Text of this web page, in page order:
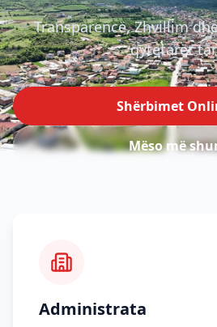
Transparencë, Zhvillim
qytetarët
Shërbimet
Mëso më
Administrata